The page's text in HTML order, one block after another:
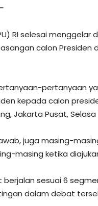
RI selesai
calon
pertanyaan
kepada calon
Jakarta Pusat, Selasa
juga masing-
masing ketika
sesuai 6
dalam debat